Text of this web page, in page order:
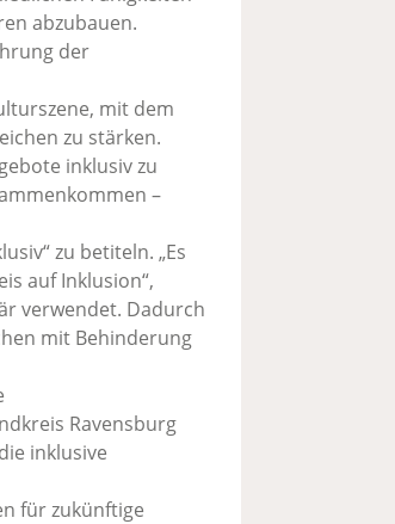
abzubauen.
der
mit dem
zu stärken.
inklusiv zu
–
zu betiteln. „Es
auf Inklusion“,
verwendet. Dadurch
mit Behinderung
Ravensburg
inklusive
für zukünftige